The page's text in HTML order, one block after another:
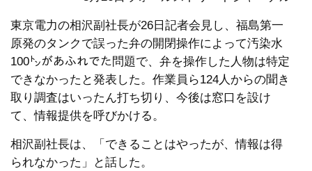
東京電力の相沢副社長が26日記者会見し、福島第一
原発のタンクで誤った弁の開閉操作によって汚染水
100㌧があふれでた問題で、弁を操作した人物は特定
できなかったと発表した。作業員ら124人からの聞き
取り調査はいったん打ち切り、今後は窓口を設け
て、情報提供を呼びかける。
相沢副社長は、「できることはやったが、情報は得
られなかった」と話した。